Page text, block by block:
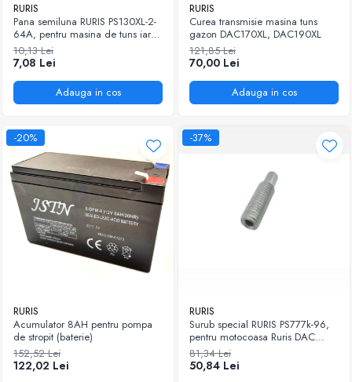
RURIS
Pana semiluna RURIS PS130XL-2-
64A, pentru masina de tuns iarba
Ruris DAC 130XL
10,13 Lei
7,08 Lei
Adauga in cos
RURIS
Curea transmisie masina tuns
gazon DAC170XL, DAC190XL
121,85 Lei
70,00 Lei
Adauga in cos
-20%
RURIS
Acumulator 8AH pentru pompa
de stropit (baterie)
152,52 Lei
122,02 Lei
-37%
RURIS
Surub special RURIS PS777k-96,
pentru motocoasa Ruris DAC
777K
81,34 Lei
50,84 Lei